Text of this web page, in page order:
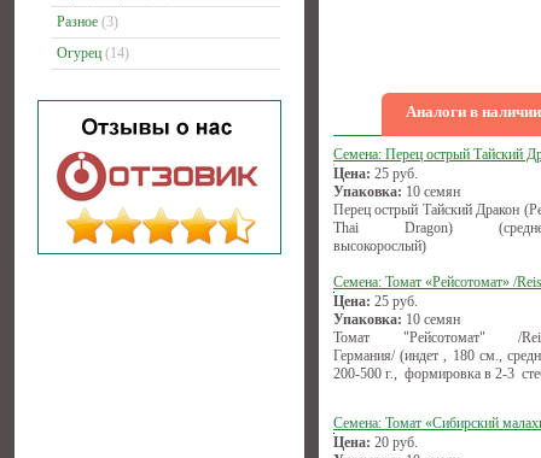
Разное (3)
Огурец (14)
Аналоги в
Семена: Перец острый Тайский
Цена: 25 руб.
Упаковка: 10 семян
Перец острый Тайский Дракон
Thai Dragon)
высокорослый)
Семена: Томат «Рейсотомат» /
Цена: 25 руб.
Упаковка: 10 семян
Томат "Рейсотомат" /
Германия/ (индет , 180 см.,
200-500 г., формировка в 2-3
Семена: Томат «Сибирский
Цена: 20 руб.